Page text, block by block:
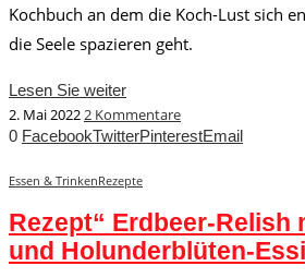
Kochbuch an dem die Koch-Lust sich
die Seele spazieren geht.
Lesen Sie weiter
2. Mai 2022 2 Kommentare
0 FacebookTwitterPinterestEmail
Essen & TrinkenRezepte
Rezept“ Erdbeer-Relish
und Holunderblüten-